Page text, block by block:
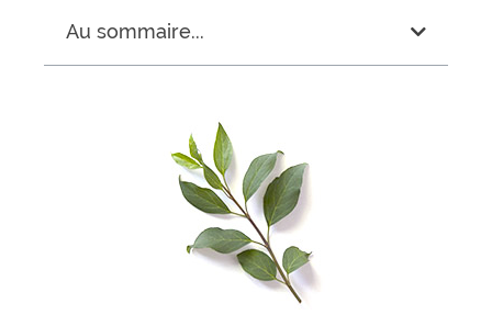
Au sommaire...